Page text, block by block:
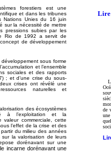
forestiers est une
et dans les tribunes
Nations Unies du 16 juin
sur la nécessité de mettre
pressions subies par les
Rio de 1992 a servit de
de développement
sous forme
et l’ensemble
sociales et des rapports
; et d’une crise du sous-
crises ont révélé une
naturelles et
des écosystèmes
à l’exploitation et la
valeur commerciale, cette
l’effet de la crise et des
du milieu des années
la valorisation de leurs
dorénavant sur une
incarne dorénavant une
Lire
de